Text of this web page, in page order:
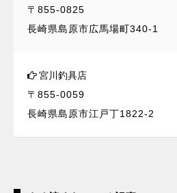
〒855-0825
長崎県島原市広馬場町340-1
宮川釣具店
〒855-0059
長崎県島原市江戸丁1822-2